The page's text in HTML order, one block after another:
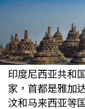
印度尼西亚共和
家，首都是雅加
汶和马来西亚等